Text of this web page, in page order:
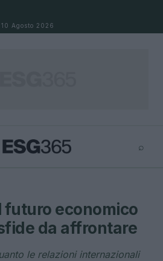
10 Agosto 2026
⌕
futuro economico
da affrontare
le relazioni internazionali